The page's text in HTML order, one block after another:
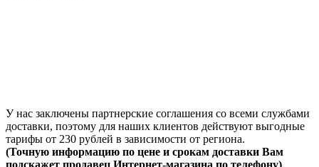
У нас заключены партнерские соглашения со всеми службами
доставки, поэтому для наших клиентов действуют выгодные
тарифы от 230 рублей в зависимости от региона.
(Точную информацию по цене и срокам доставки Вам